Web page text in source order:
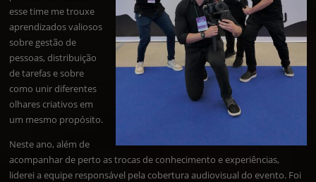
esse time me trouxe
aprendizados valiosos
sobre gestão de
pessoas, distribuição
de tarefas e sobre
como unir diferentes
olhares criativos em
um mesmo propósito.
Neste ano, além de
acompanhar de perto as trocas de conhecimento e experiências,
liderei a equipe responsável pela cobertura audiovisual do evento. Foi